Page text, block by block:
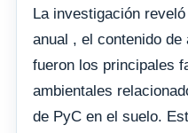
La investigación
anual , el contenido
fueron los principales
ambientales
de PyC en el suelo.